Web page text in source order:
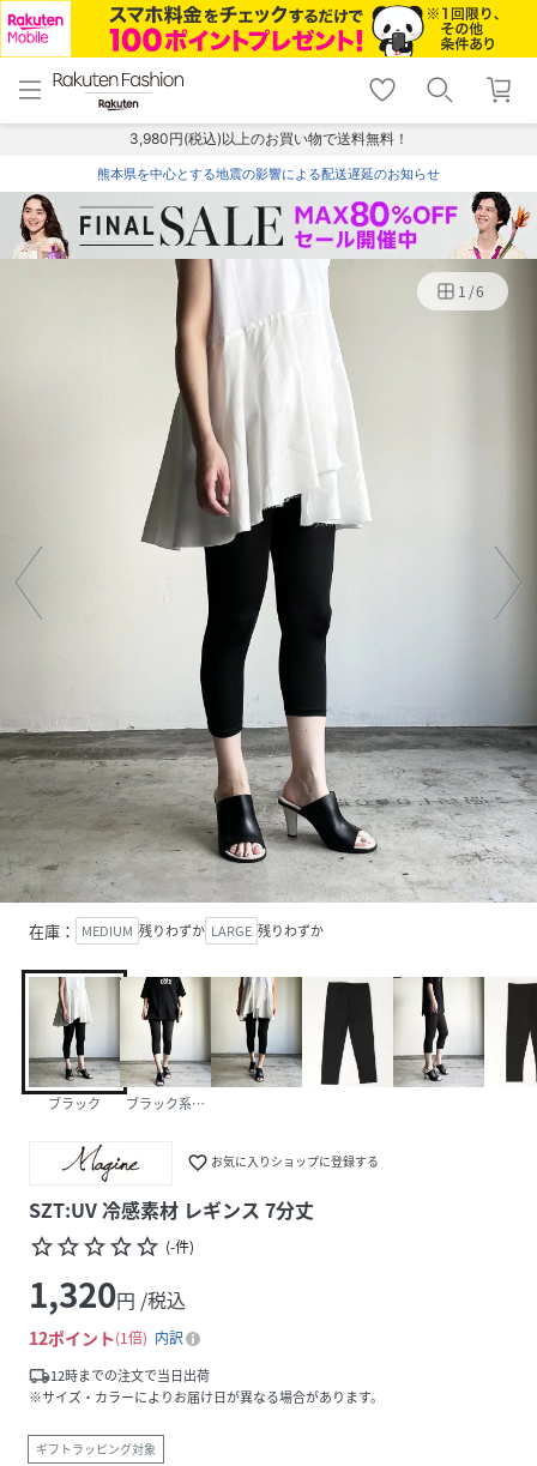
menu home
トップ
shopping_cart lock_outline
ログイン
3,980円(税込)以上のお買い物で送料無料！
熊本県を中心とする地震の影響による配送遅延のお知らせ
1 /6
在庫： MEDIUM 残りわずか LARGE 残りわずか
ブラック ブラック系その他
favorite_border お気に入りショップに登録する
SZT:UV 冷感素材 レギンス 7分丈
star_borderstar_borderstar_borderstar_borderstar_border (-件)
1,320円 /税込
12ポイント 1倍
内訳
local_shipping12時までの注文で当日出荷
※サイズ・カラーによりお届け日が異なる場合があります。
ギフトラッピング対象